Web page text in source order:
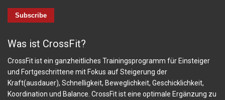
Was ist CrossFit?
CrossFit ist ein ganzheitliches Trainingsprogramm für Einsteiger
und Fortgeschrittene mit Fokus auf Steigerung der
Kraft(ausdauer), Schnelligkeit, Beweglichkeit, Geschicklichkeit,
Koordination und Balance. CrossFit ist eine optimale Ergänzung zu